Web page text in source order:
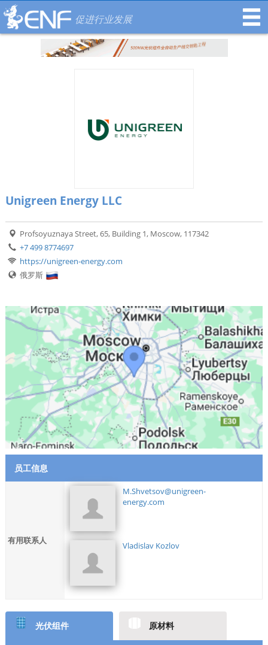
促进行业发展
Unigreen Energy LLC
Profsoyuznaya Street, 65, Building 1, Moscow, 117342
+7 499 8774697
https://unigreen-energy.com
俄罗斯
员工信息
有用联系人
M.Shvetsov@unigreen-
energy.com
Vladislav Kozlov
光伏组件 原材料